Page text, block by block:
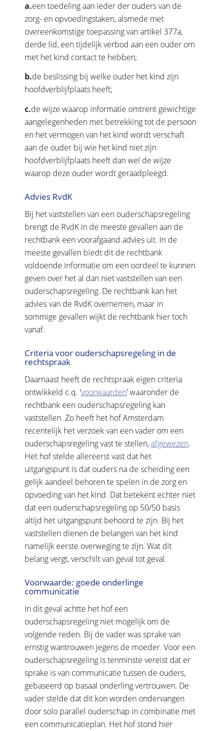
a.een toedeling aan ieder der ouders van de
zorg- en opvoedingstaken, alsmede met
overeenkomstige toepassing van artikel 377a,
derde lid, een tijdelijk verbod aan een ouder om
met het kind contact te hebben;
b.de beslissing bij welke ouder het kind zijn
hoofdverblijfplaats heeft;
c.de wijze waarop informatie omtrent gewichtige
aangelegenheden met betrekking tot de persoon
en het vermogen van het kind wordt verschaft
aan de ouder bij wie het kind niet zijn
hoofdverblijfplaats heeft dan wel de wijze
waarop deze ouder wordt geraadpleegd.
Advies RvdK
Bij het vaststellen van een ouderschapsregeling
brengt de RvdK in de meeste gevallen aan de
rechtbank een voorafgaand advies uit. In de
meeste gevallen biedt dit de rechtbank
voldoende informatie om een oordeel te kunnen
geven over het al dan niet vaststellen van een
ouderschapsregeling. De rechtbank kan het
advies van de RvdK overnemen, maar in
sommige gevallen wijkt de rechtbank hier toch
vanaf.
Criteria voor ouderschapsregeling in de
rechtspraak
Daarnaast heeft de rechtspraak eigen criteria
ontwikkeld c.q. ‘voorwaarden’ waaronder de
rechtbank een ouderschapsregeling kan
vaststellen. Zo heeft het hof Amsterdam
recentelijk het verzoek van een vader om een
ouderschapsregeling vast te stellen,afgewezen.
Het hof stelde allereerst vast dat het
uitgangspunt is dat ouders na de scheiding een
gelijk aandeel behoren te spelen in de zorg en
opvoeding van het kind. Dat betekent echter niet
dat een ouderschapsregeling op 50/50 basis
altijd het uitgangspunt behoord te zijn. Bij het
vaststellen dienen de belangen van het kind
namelijk eerste overweging te zijn. Wat dit
belang vergt, verschilt van geval tot geval.
Voorwaarde: goede onderlinge
communicatie
In dit geval achtte het hof een
ouderschapsregeling niet mogelijk om de
volgende reden. Bij de vader was sprake van
ernstig wantrouwen jegens de moeder. Voor een
ouderschapsregeling is tenminste vereist dat er
sprake is van communicatie tussen de ouders,
gebaseerd op basaal onderling vertrouwen. De
vader stelde dat dit kon worden ondervangen
door solo parallel ouderschap in combinatie met
een communicatieplan. Het hof stond hier